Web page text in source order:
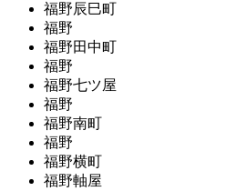
福野辰巳町
福野
福野田中町
福野
福野七ツ屋
福野
福野南町
福野
福野横町
福野軸屋